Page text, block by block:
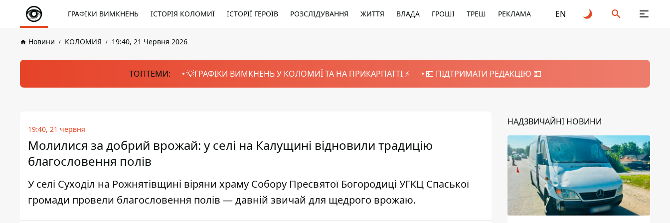
ГРАФІКИ ВИМКНЕНЬ ІСТОРІЯ КОЛОМИЇ ІСТОРІЇ ГЕРОЇВ РОЗСЛІДУВАННЯ ЖИТТЯ ВЛАДА ГРОШІ ТРЕШ РЕКЛАМА EN
Новини КОЛОМИЯ 19:40, 21 Червня 2026
ТОПТЕМИ: 💡ГРАФІКИ ВИМКНЕНЬ У КОЛОМИЇ ТА НА ПРИКАРПАТТІ ⚡️ 💵 ПІДТРИМАТИ РЕДАКЦІЮ 💵
19:40, 21 червня
Молилися за добрий врожай: у селі на Калущині відновили традицію
благословення полів
У селі Суходіл на Рожнятівщині віряни храму Собору Пресвятої Богородиці УГКЦ Спаської
громади провели благословення полів — давній звичай для щедрого врожаю.
НАДЗВИЧАЙНІ НОВИНИ